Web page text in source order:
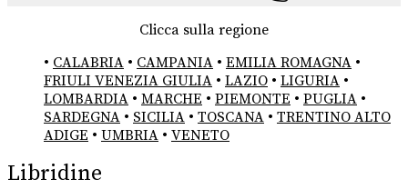
Clicca sulla regione
• CALABRIA • CAMPANIA • EMILIA ROMAGNA •
FRIULI VENEZIA GIULIA • LAZIO • LIGURIA •
LOMBARDIA • MARCHE • PIEMONTE • PUGLIA •
SARDEGNA • SICILIA • TOSCANA • TRENTINO ALTO
ADIGE • UMBRIA • VENETO
Libridine